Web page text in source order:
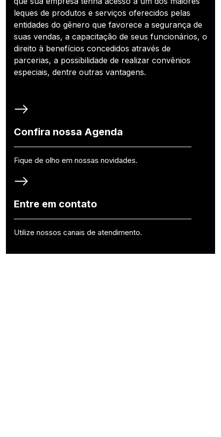
leques de produtos e serviços oferecidos pelas
entidades do gênero que favorece a segurança de
suas vendas, a capacitação de seus funcionários, o
direito à benefícios concedidos através de
parcerias, a possibilidade de realizar convênios
especiais, dentre outras vantagens.
Confira nossa Agenda
Fique de olho em nossas novidades.
Entre em contato
Utilize nossos canais de atendimento.